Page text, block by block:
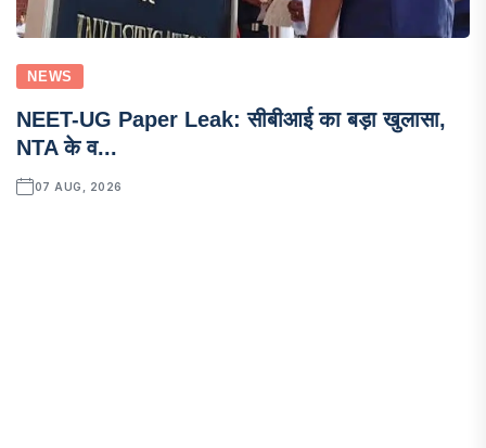
NEWS
NEET-UG Paper Leak: सीबीआई का बड़ा खुलासा,
NTA के व...
07 AUG, 2026